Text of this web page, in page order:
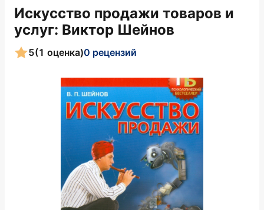
Искусство продажи товаров и
услуг: Виктор Шейнов
5(1 оценка)0 рецензий